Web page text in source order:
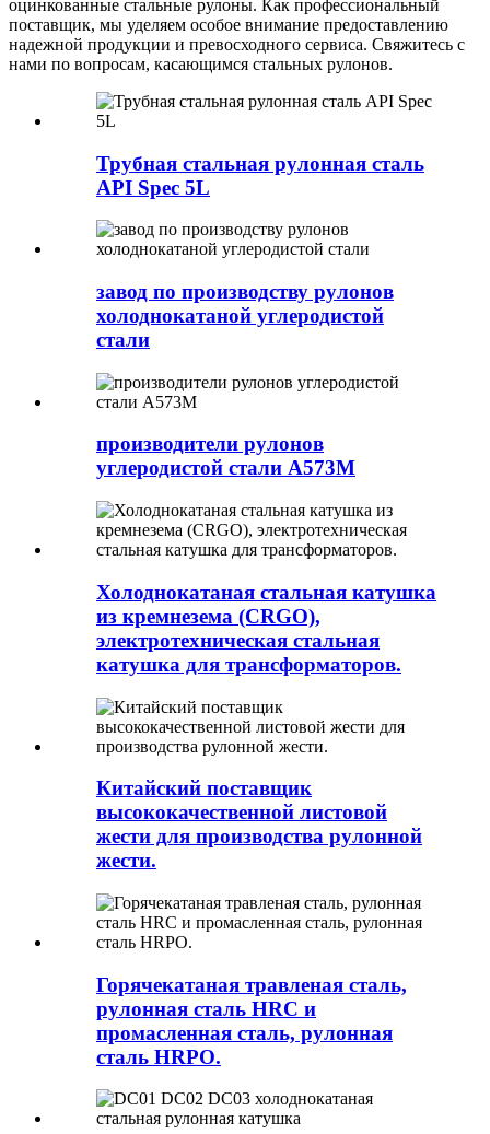
оцинкованные стальные рулоны. Как профессиональный
поставщик, мы уделяем особое внимание предоставлению
надежной продукции и превосходного сервиса. Свяжитесь с
нами по вопросам, касающимся стальных рулонов.
Трубная стальная рулонная сталь
API Spec 5L
завод по производству рулонов
холоднокатаной углеродистой
стали
производители рулонов
углеродистой стали A573М
Холоднокатаная стальная катушка
из кремнезема (CRGO),
электротехническая стальная
катушка для трансформаторов.
Китайский поставщик
высококачественной листовой
жести для производства рулонной
жести.
Горячекатаная травленая сталь,
рулонная сталь HRC и
промасленная сталь, рулонная
сталь HRPO.